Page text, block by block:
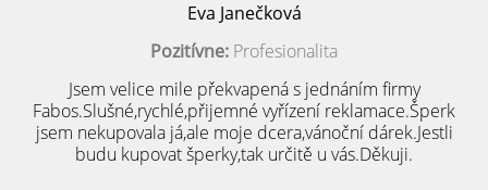
Eva Janečková
Pozitívne: Profesionalita
Jsem velice mile překvapená s jednáním firmy
Fabos.Slušné,rychlé,přijemné vyřízení reklamace.Šperk
jsem nekupovala já,ale moje dcera,vánoční dárek.Jestli
budu kupovat šperky,tak určitě u vás.Děkuji.